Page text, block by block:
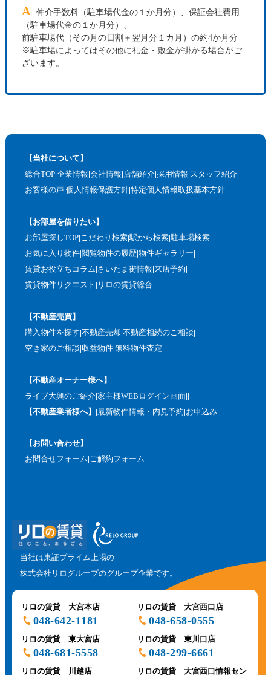
A
仲介手数料（駐車場代金の１か月分）、保証会社費用
（駐車場代金の１か月分）、
前駐車場代（その月の日割＋翌月分１カ月）の約4か月分
※駐車場によってはその他に礼金・敷金が掛かる場合がご
ざいます。
【当社について】
総合TOP 企業情報 会社情報 店舗紹介 採用情報 スタッフ紹介
お客様の声 個人情報保護方針 特定個人情報取扱基本方針
【お部屋を借りたい】
お部屋探しTOP こだわり検索 駅から検索 駐車場検索
お気に入り物件 閲覧物件の履歴 物件ギャラリー
賃貸お役立ちコラム さいたま街情報 来店予約
賃貸物件リクエスト リロの賃貸総合
【不動産売買】
購入物件を探す 不動産売却 不動産相続のご相談
空き家のご相談 収益物件 無料物件査定
【不動産オーナー様へ】
ライブ大興のご紹介 家主様WEBログイン画面
【不動産業者様へ】
最新物件情報・内見予約 お申込み
【お問い合わせ】
お問合せフォーム ご解約フォーム
当社は東証プライム上場の
株式会社リログループのグループ企業です。
リロの賃貸 大宮本店
048-642-1181
リロの賃貸 大宮西口店
048-658-0555
リロの賃貸 東大宮店
048-681-5558
リロの賃貸 東川口店
048-299-6661
リロの賃貸 川越店 リロの賃貸 大宮西口情報セン